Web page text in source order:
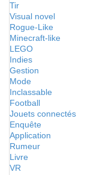
Tir
Visual novel
Rogue-Like
Minecraft-like
LEGO
Indies
Gestion
Mode
Inclassable
Football
Jouets connectés
Enquête
Application
Rumeur
Livre
VR